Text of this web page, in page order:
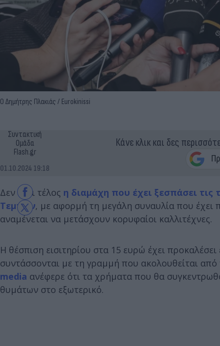
Ο Δημήτρης Πλακιάς / Eurokinissi
Συντακτική
Ομάδα
Flash.gr
01.10.2024 19:18
Κάνε κλικ και δες
Δεν έχει τέλος η διαμάχη που έχει ξεσπάσει τις
Τεμπών, με αφορμή τη μεγάλη συναυλία που έχει
αναμένεται να μετάσχουν κορυφαίοι καλλιτέχνες.
Η θέσπιση εισιτηρίου στα 15 ευρώ έχει
συντάσσονται με τη γραμμή που ακολουθείται
media ανέφερε ότι τα χρήματα που θα
θυμάτων στο εξωτερικό.